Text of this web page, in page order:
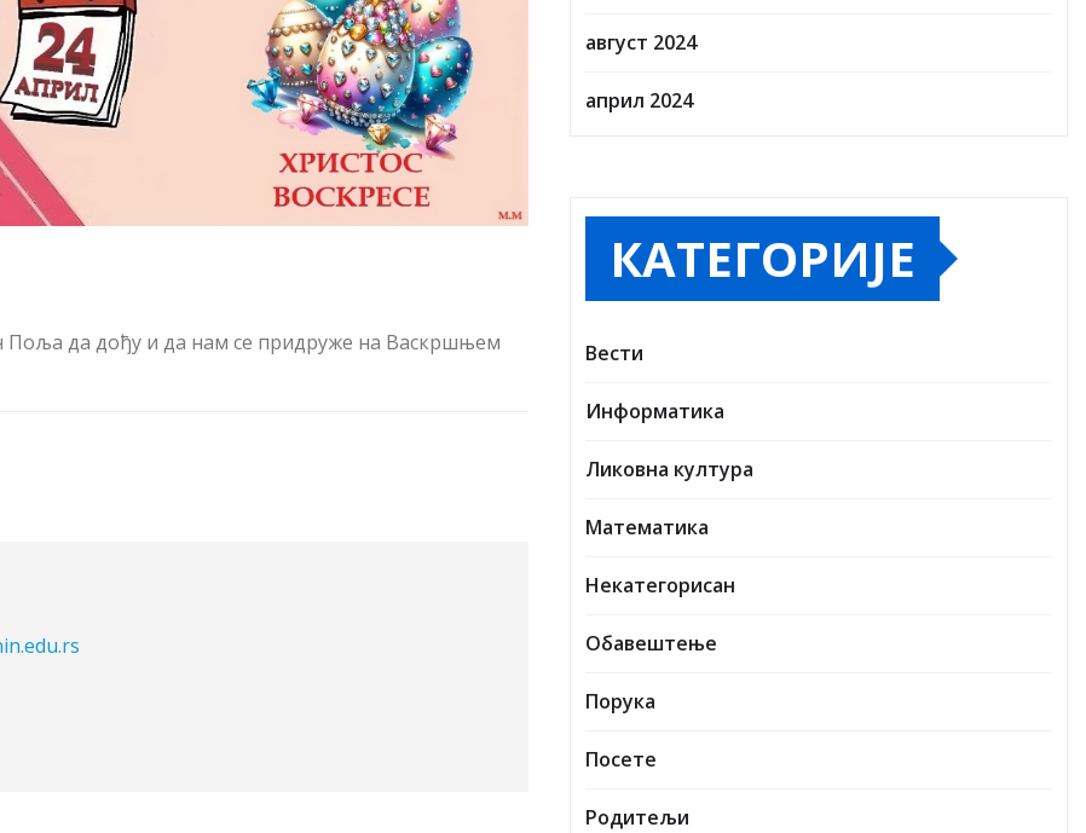
да дођу и да нам се придруже на Васкршњем
август 2024
април 2024
КАТЕГОРИЈЕ
Вести
Информатика
Ликовна култура
Математика
Некатегорисан
Обавештење
Порука
Посете
Родитељи